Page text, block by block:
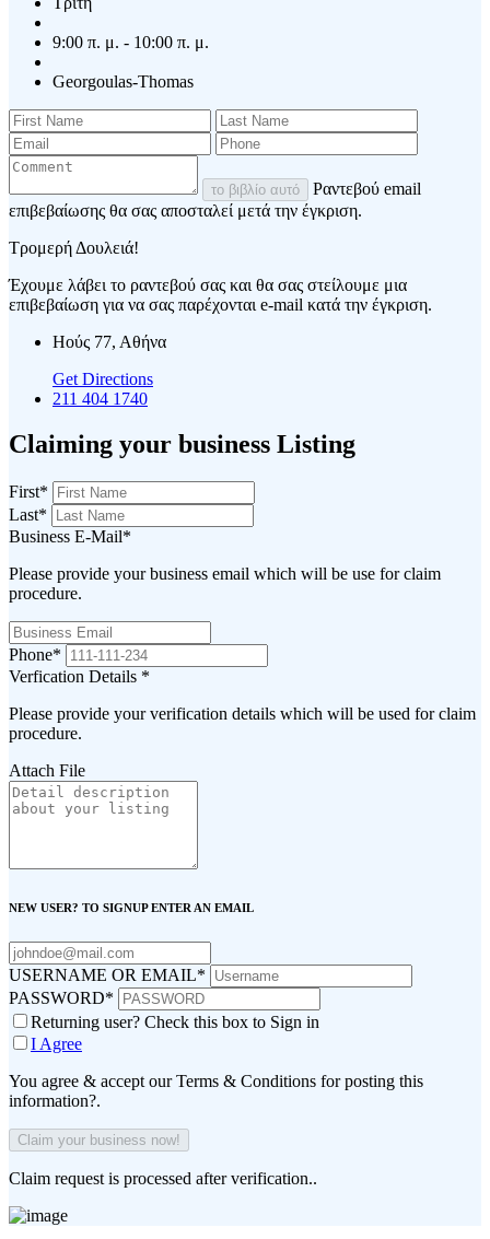
9:00 π. μ. - 10:00 π. μ.
Georgoulas-Thomas
το βιβλίο αυτό
Ραντεβού email
επιβεβαίωσης θα σας αποσταλεί μετά την έγκριση.
Τρομερή Δουλειά!
Έχουμε λάβει το ραντεβού σας και θα σας στείλουμε μια
επιβεβαίωση για να σας παρέχονται e-mail κατά την έγκριση.
Ηούς 77, Αθήνα
Get Directions
211 404 1740
Claiming your business Listing
First*
Last*
Business E-Mail*
Please provide your business email which will be use for claim
procedure.
Phone*
Verfication Details *
Please provide your verification details which will be used for claim
procedure.
Attach File
NEW USER? TO SIGNUP ENTER AN EMAIL
USERNAME OR EMAIL*
PASSWORD*
Returning user? Check this box to Sign in
I Agree
You agree & accept our Terms & Conditions for posting this
information?.
Claim request is processed after verification..